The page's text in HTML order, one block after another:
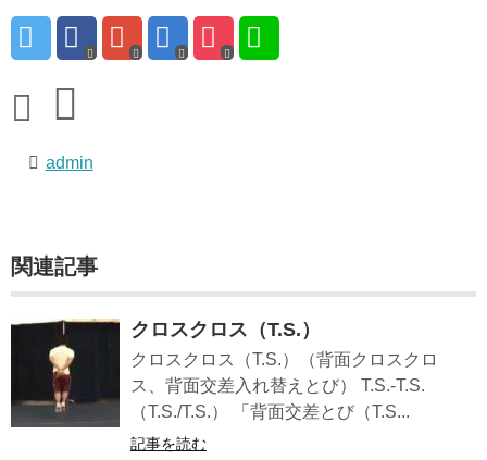
admin
関連記事
クロスクロス（T.S.）
クロスクロス（T.S.）（背面クロスクロ
ス、背面交差入れ替えとび） T.S.-T.S.
（T.S./T.S.） 「背面交差とび（T.S...
記事を読む